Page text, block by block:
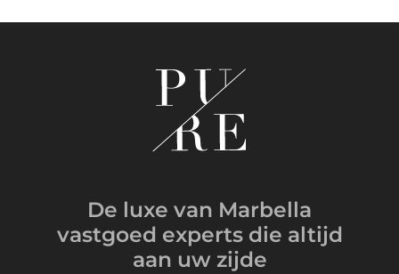
De luxe van Marbella
vastgoed experts die altijd
aan uw zijde